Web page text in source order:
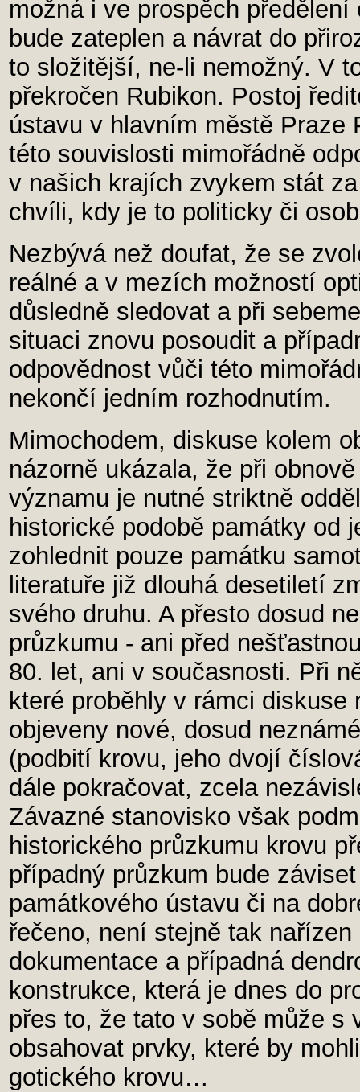
možná i ve prospěch
bude zateplen a návrat do
to složitější, ne-li nemožný. V
překročen Rubikon. Postoj
ústavu v hlavním městě Praze
této souvislosti mimořádně
v našich krajích zvykem stát
chvíli, kdy je to politicky či
Nezbývá než doufat, že se
reálné a v mezích možností
důsledně sledovat a při
situaci znovu posoudit a
odpovědnost vůči této
nekončí jedním rozhodnutím.
Mimochodem, diskuse kolem
názorně ukázala, že při
významu je nutné striktně
historické podobě památky od
zohlednit pouze památku
literatuře již dlouhá desetiletí
svého druhu. A přesto dosud
průzkumu - ani před
80. let, ani v současnosti. Při
které proběhly v rámci
objeveny nové, dosud
(podbití krovu, jeho dvojí
dále pokračovat, zcela
Závazné stanovisko však
historického průzkumu krovu
případný průzkum bude
památkového ústavu či na
řečeno, není stejně tak
dokumentace a případná
konstrukce, která je dnes do
přes to, že tato v sobě může s
obsahovat prvky, které by
gotického krovu…